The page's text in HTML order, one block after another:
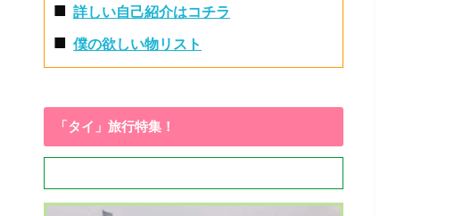
■ 詳しい自己紹介はコチラ
■ 僕の欲しい物リスト
「タイ」旅行特集！